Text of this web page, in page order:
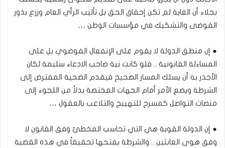
بجلاء أن الغاية لم تكن إحقاق الحق بل تأليب الرأي العام وزرع بذور
الفوضى والتشكيك في مؤسسات الوطن …
● إن منطق الدولة لا يقوم على الإنفعال الفوضوي بل على
المساءلة القانونية .. فلو كانت نية صاحب الادعاء سليمة لكان
الأجدر به أن يسلك المسار الصحيح فيقدم الضحية المفترض إلى
الشرطة ويضع الأمر أمام الجهات المختصة بدلاً من اللجوء إلى
منصات التواصل كمسرح للتهييج والتلاعب بالعقول …
● إن الدولة القوية هي التي تحاسب المخطئ وفق القانون لا
وفق هوى العابثين .. والشرطة بفتحها تحقيقاً في هذه القضية